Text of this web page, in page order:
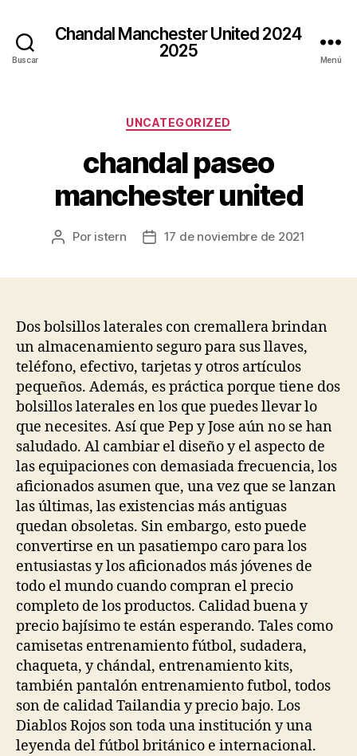
Buscar
Chandal Manchester United 2024
2025
Menú
Categorías
UNCATEGORIZED
chandal paseo
manchester united
Autor
Por istern
Fecha17 de noviembre de 2021
Dos bolsillos laterales con cremallera brindan
un almacenamiento seguro para sus llaves,
teléfono, efectivo, tarjetas y otros artículos
pequeños. Además, es práctica porque tiene dos
bolsillos laterales en los que puedes llevar lo
que necesites. Así que Pep y Jose aún no se han
saludado. Al cambiar el diseño y el aspecto de
las equipaciones con demasiada frecuencia, los
aficionados asumen que, una vez que se lanzan
las últimas, las existencias más antiguas
quedan obsoletas. Sin embargo, esto puede
convertirse en un pasatiempo caro para los
entusiastas y los aficionados más jóvenes de
todo el mundo cuando compran el precio
completo de los productos. Calidad buena y
precio bajísimo te están esperando. Tales como
camisetas entrenamiento fútbol, sudadera,
chaqueta, y chándal, entrenamiento kits,
también pantalón entrenamiento futbol, todos
son de calidad Tailandia y precio bajo. Los
Diablos Rojos son toda una institución y una
leyenda del fútbol británico e internacional.